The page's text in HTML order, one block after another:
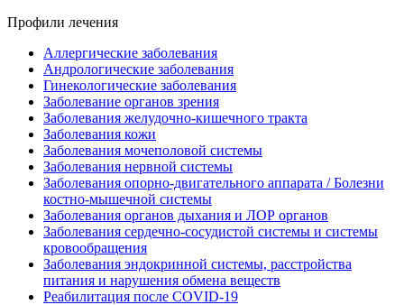
Профили лечения
Аллергические заболевания
Андрологические заболевания
Гинекологические заболевания
Заболевание органов зрения
Заболевания желудочно-кишечного тракта
Заболевания кожи
Заболевания мочеполовой системы
Заболевания нервной системы
Заболевания опорно-двигательного аппарата / Болезни
костно-мышечной системы
Заболевания органов дыхания и ЛОР органов
Заболевания сердечно-сосудистой системы и системы
кровообращения
Заболевания эндокринной системы, расстройства
питания и нарушения обмена веществ
Реабилитация после COVID-19